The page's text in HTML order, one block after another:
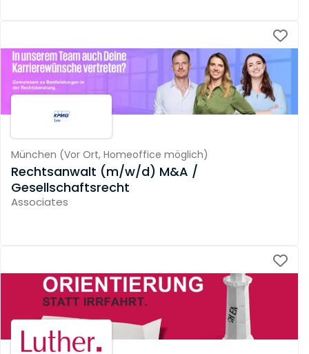
München (Vor Ort, Homeoffice möglich)
Rechtsanwalt (m/w/d) M&A /
Gesellschaftsrecht
Associates